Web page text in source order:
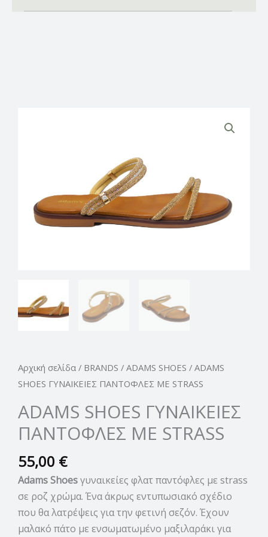
Αρχική σελίδα / BRANDS / ADAMS SHOES / ADAMS
SHOES ΓΥΝΑΙΚΕΙΕΣ ΠΑΝΤΟΦΛΕΣ ΜΕ STRASS
ADAMS SHOES ΓΥΝΑΙΚΕΙΕΣ
ΠΑΝΤΟΦΛΕΣ ΜΕ STRASS
55,00 €
Adams Shoesγυναικείες φλατ παντόφλες με strass
σε ροζ χρώμα. Ένα άκρως εντυπωσιακό σχέδιο
που θα λατρέψεις για την φετινή σεζόν. Έχουν
μαλακό πάτο με ενσωματωμένο μαξιλαράκι για
STRASS
ποσότητα